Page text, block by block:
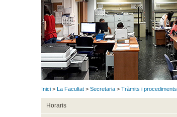
Inici > La Facultat > Secretaria > Tràmits i procediments
Horaris